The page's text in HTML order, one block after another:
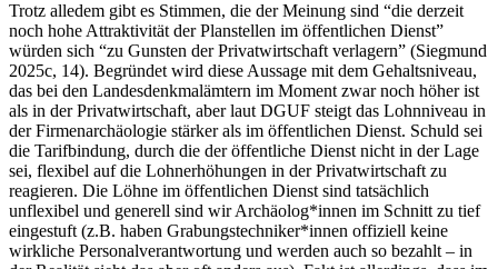
Trotz alledem gibt es Stimmen, die der Meinung sind “die derzeit
noch hohe Attraktivität der Planstellen im öffentlichen Dienst”
würden sich “zu Gunsten der Privatwirtschaft verlagern” (Siegmund
2025c, 14). Begründet wird diese Aussage mit dem Gehaltsniveau,
das bei den Landesdenkmalämtern im Moment zwar noch höher ist
als in der Privatwirtschaft, aber laut DGUF steigt das Lohnniveau in
der Firmenarchäologie stärker als im öffentlichen Dienst. Schuld sei
die Tarifbindung, durch die der öffentliche Dienst nicht in der Lage
sei, flexibel auf die Lohnerhöhungen in der Privatwirtschaft zu
reagieren. Die Löhne im öffentlichen Dienst sind tatsächlich
unflexibel und generell sind wir Archäolog*innen im Schnitt zu tief
eingestuft (z.B. haben Grabungstechniker*innen offiziell keine
wirkliche Personalverantwortung und werden auch so bezahlt – in